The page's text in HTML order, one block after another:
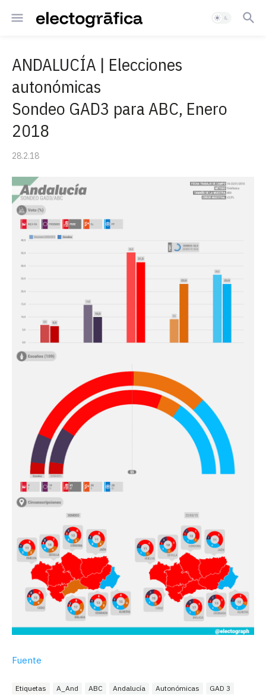
ANDALUCÍA | Elecciones
autonómicas
Sondeo GAD3 para ABC, Enero
2018
28.2.18
Fuente
Etiquetas A_And ABC Andalucía Autonómicas
GAD 3